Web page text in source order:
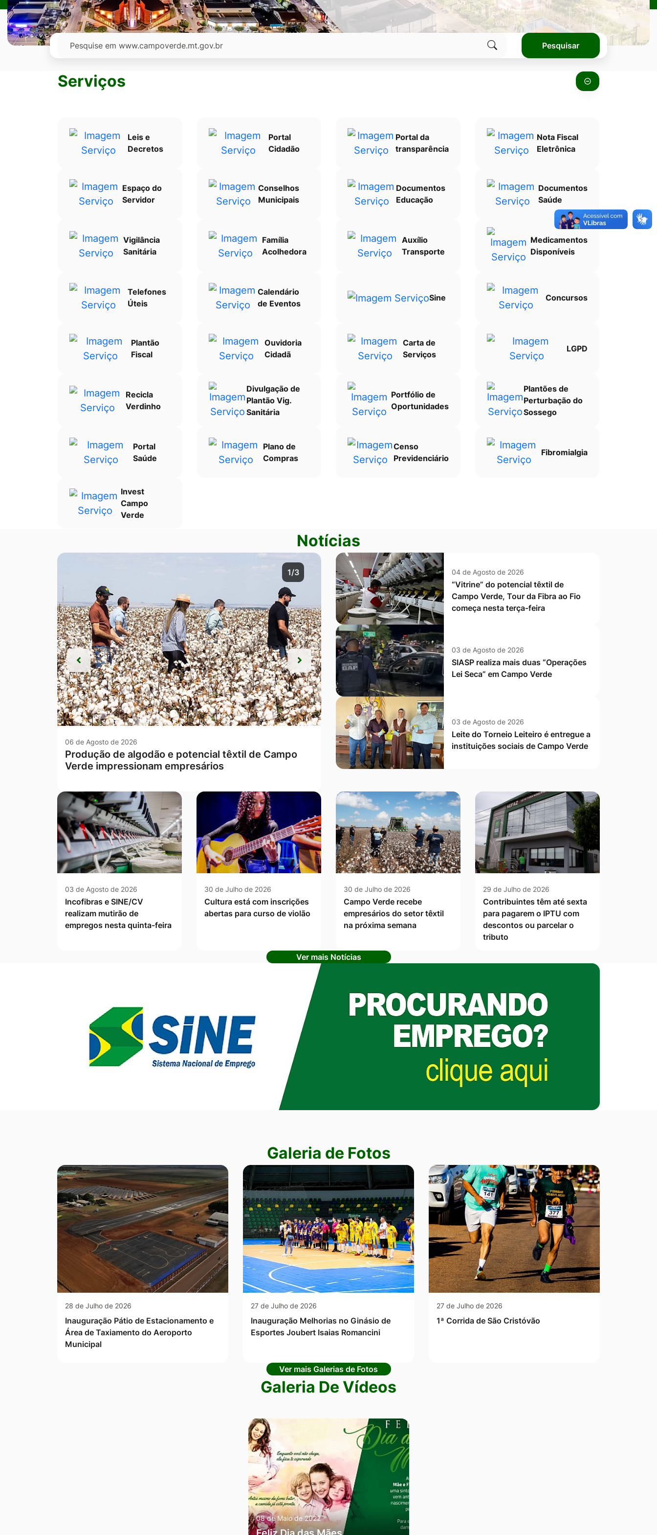
Ir
para
rodapé
Pesquisar
Clique
Pesquisar
Serviços
Leis e
Decretos
Portal
Cidadão
Portal da
transparência
Nota Fiscal
Eletrônica
Espaço do
Servidor
Conselhos
Municipais
Documentos
Educação
Documentos
Saúde
Vigilância
Sanitária
Família
Acolhedora
Auxílio
Transporte
Medicamentos
Disponíveis
Telefones
Úteis
Calendário
de Eventos
Sine Concursos
Plantão
Fiscal
Ouvidoria
Cidadã
Carta de
Serviços
LGPD
Recicla
Verdinho
Divulgação de
Plantão Vig.
Sanitária
Portfólio de
Oportunidades
Plantões de
Perturbação do
Sossego
Portal
Saúde
Plano de
Compras
Censo
Previdenciário
Fibromialgia
Invest
Campo
Verde
Notícias
2/3
06 de Agosto de 2026
Escola rural de Campo Verde tem o melhor Ideb de
Mato Grosso nas séries iniciais
Anterior
Anterior
Próxima
Próxima
04 de Agosto de 2026
“Vitrine” do potencial têxtil de
Campo Verde, Tour da Fibra ao Fio
começa nesta terça-feira
03 de Agosto de 2026
SIASP realiza mais duas “Operações
Lei Seca” em Campo Verde
03 de Agosto de 2026
Leite do Torneio Leiteiro é entregue a
instituições sociais de Campo Verde
03 de Agosto de 2026
Incofibras e SINE/CV
realizam mutirão de
empregos nesta quinta-feira
30 de Julho de 2026
Cultura está com inscrições
abertas para curso de violão
30 de Julho de 2026
Campo Verde recebe
empresários do setor têxtil
na próxima semana
29 de Julho de 2026
Contribuintes têm até sexta
para pagarem o IPTU com
descontos ou parcelar o
tributo
Ver mais Notícias
Galeria de Fotos
28 de Julho de 2026
Inauguração Pátio de Estacionamento e
Área de Taxiamento do Aeroporto
Municipal
27 de Julho de 2026
Inauguração Melhorias no Ginásio de
Esportes Joubert Isaias Romancini
27 de Julho de 2026
1ª Corrida de São Cristóvão
Ver mais Galerias de Fotos
Galeria De Vídeos
08 de Maio de 2022